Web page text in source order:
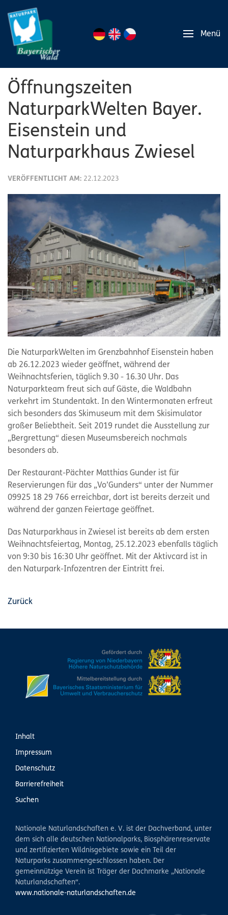
Menü
Öffnungszeiten
NaturparkWelten Bayer.
Eisenstein und
Naturparkhaus Zwiesel
VERÖFFENTLICHT AM: 22.12.2023
Die NaturparkWelten im Grenzbahnhof Eisenstein haben
ab 26.12.2023 wieder geöffnet, während der
Weihnachtsferien, täglich 9.30 - 16.30 Uhr. Das
Naturparkteam freut sich auf Gäste, die Waldbahn
verkehrt im Stundentakt. In den Wintermonaten erfreut
sich besonders das Skimuseum mit dem Skisimulator
großer Beliebtheit. Seit 2019 rundet die Ausstellung zur
„Bergrettung“ diesen Museumsbereich nochmals
besonders ab.
Der Restaurant-Pächter Matthias Gunder ist für
Reservierungen für das „Vo’Gunders“ unter der Nummer
09925 18 29 766 erreichbar, dort ist bereits derzeit und
während der ganzen Feiertage geöffnet.
Das Naturparkhaus in Zwiesel ist bereits ab dem ersten
Weihnachtsfeiertag, Montag, 25.12.2023 ebenfalls täglich
von 9:30 bis 16:30 Uhr geöffnet. Mit der Aktivcard ist in
den Naturpark-Infozentren der Eintritt frei.
Zurück
Inhalt
Impressum
Datenschutz
Barrierefreiheit
Suchen
Nationale Naturlandschaften e. V. ist der Dachverband, unter
dem sich alle deutschen Nationalparks, Biosphärenreservate
und zertifizierten Wildnisgebiete sowie ein Teil der
Naturparks zusammengeschlossen haben. Der
gemeinnützige Verein ist Träger der Dachmarke „Nationale
Naturlandschaften“.
www.nationale-naturlandschaften.de